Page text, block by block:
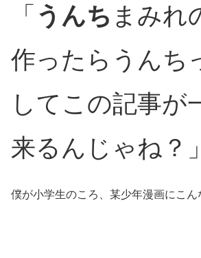
「 うんち まみれ
作ったらうんち
してこの記事が
来るんじゃね？」
僕が小学生のころ、某少年漫画にこん